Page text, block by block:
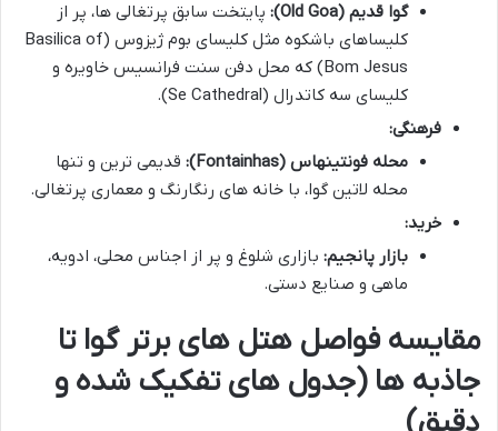
گوا قدیم (Old Goa):
پایتخت سابق پرتغالی ها، پر از
کلیساهای باشکوه مثل کلیسای بوم ژیزوس (Basilica of
Bom Jesus) که محل دفن سنت فرانسیس خاویره و
کلیسای سه کاتدرال (Se Cathedral).
فرهنگی:
محله فونتینهاس (Fontainhas):
قدیمی ترین و تنها
محله لاتین گوا، با خانه های رنگارنگ و معماری پرتغالی.
خرید:
بازار پانجیم: بازاری شلوغ و پر از اجناس محلی، ادویه،
ماهی و صنایع دستی.
مقایسه فواصل هتل های برتر گوا تا
جاذبه ها (جدول های تفکیک شده و